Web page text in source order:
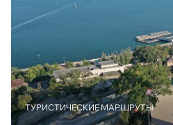
ТУРИСТИЧЕСКИЕ МАРШРУТЫ